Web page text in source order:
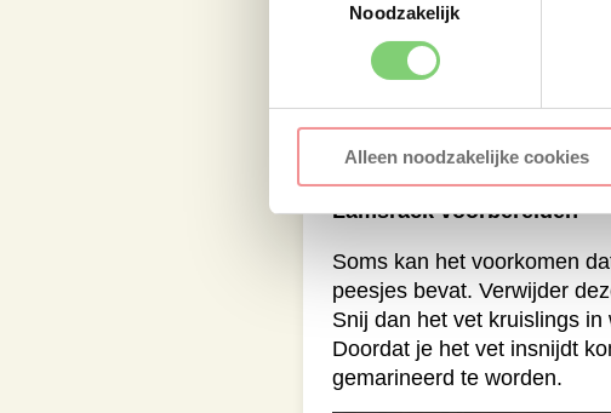
Noodzakelijk
Alleen noodzakelijke cookies
Lamsrack voorbereiden
Soms kan het voorkomen
peesjes bevat. Verwijder
Snij dan het vet kruislings
Doordat je het vet insnijdt
gemarineerd te worden.